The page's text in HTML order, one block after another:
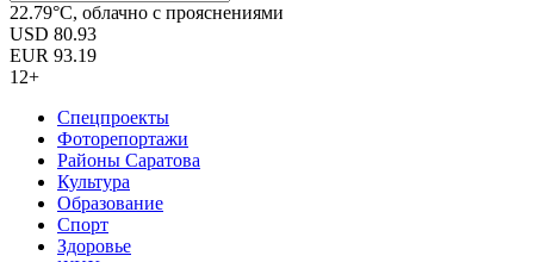
22.79°C, облачно с прояснениями
USD 80.93
EUR 93.19
12+
Спецпроекты
Фоторепортажи
Районы Саратова
Культура
Образование
Спорт
Здоровье